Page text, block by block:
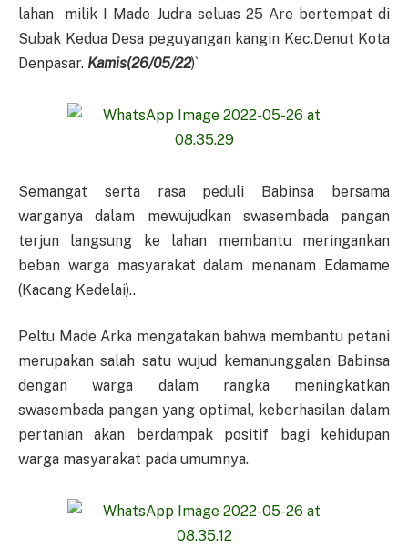
lahan milik I Made Judra seluas 25 Are bertempat di
Subak Kedua Desa peguyangan kangin Kec.Denut Kota
Denpasar. Kamis(26/05/22)`
Semangat serta rasa peduli Babinsa bersama
warganya dalam mewujudkan swasembada pangan
terjun langsung ke lahan membantu meringankan
beban warga masyarakat dalam menanam Edamame
(Kacang Kedelai)..
Peltu Made Arka mengatakan bahwa membantu petani
merupakan salah satu wujud kemanunggalan Babinsa
dengan warga dalam rangka meningkatkan
swasembada pangan yang optimal, keberhasilan dalam
pertanian akan berdampak positif bagi kehidupan
warga masyarakat pada umumnya.